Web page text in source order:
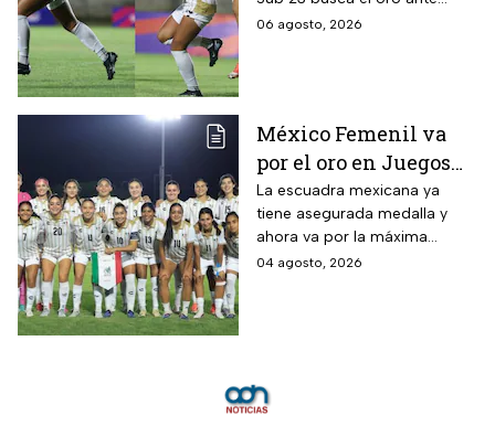
Gran Final EN VIVO
Colombia en los Juegos
06 agosto, 2026
México Femenil va
por el oro en Juegos
Centroamericanos; ya
conoce a su rival
La escuadra mexicana ya
tiene asegurada medalla y
ahora va por la máxima
presea en los Juegos
04 agosto, 2026